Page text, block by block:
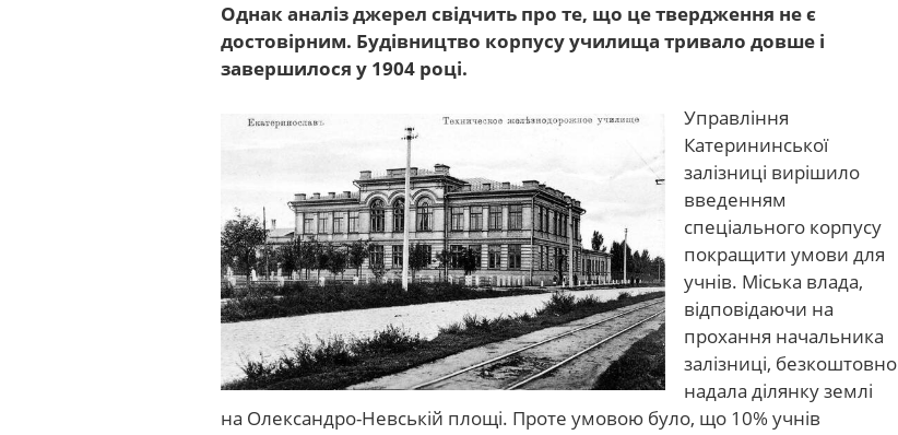
Однак аналіз джерел свідчить про те, що це твердження не є
достовірним. Будівництво корпусу училища тривало довше і
завершилося у 1904 році.
Управління
Катерининської
залізниці вирішило
введенням
спеціального корпусу
покращити умови для
учнів. Міська влада,
відповідаючи на
прохання начальника
залізниці, безкоштовно
надала ділянку землі
на Олександро-Невській площі. Проте умовою було, що 10% учнів